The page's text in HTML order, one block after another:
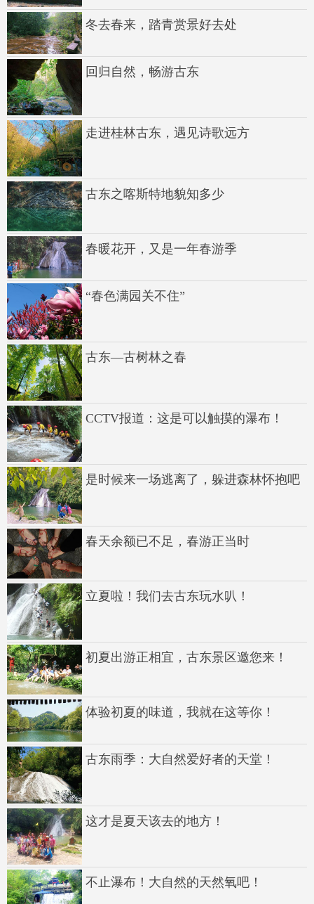
冬去春来，踏青赏景好去处
回归自然，畅游古东
走进桂林古东，遇见诗歌远方
古东之喀斯特地貌知多少
春暖花开，又是一年春游季
“春色满园关不住”
古东—古树林之春
CCTV报道：这是可以触摸的瀑布！
是时候来一场逃离了，躲进森林怀抱吧
春天余额已不足，春游正当时
立夏啦！我们去古东玩水叭！
初夏出游正相宜，古东景区邀您来！
体验初夏的味道，我就在这等你！
古东雨季：大自然爱好者的天堂！
这才是夏天该去的地方！
不止瀑布！大自然的天然氧吧！